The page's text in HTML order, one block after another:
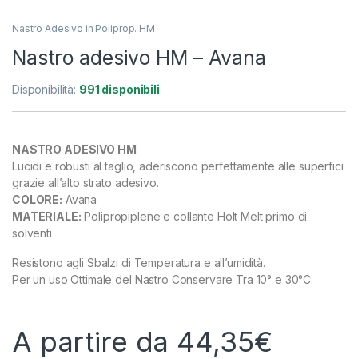
Nastro Adesivo in Poliprop. HM
Nastro adesivo HM – Avana
Disponibilità: 991 disponibili
NASTRO ADESIVO HM
Lucidi e robusti al taglio, aderiscono perfettamente alle superfici
grazie all’alto strato adesivo.
COLORE: Avana
MATERIALE: Polipropiplene e collante Holt Melt primo di
solventi
Resistono agli Sbalzi di Temperatura e all’umidità.
Per un uso Ottimale del Nastro Conservare Tra 10° e 30°C.
A partire da 44,35€